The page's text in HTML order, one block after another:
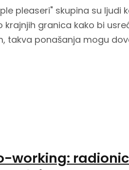
pleaseri" skupina su ljudi
krajnjih granica kako bi
takva ponašanja mogu
working: